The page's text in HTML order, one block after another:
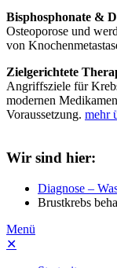
Bisphosphonate &
Osteoporose und
von
Zielgerichtete
Angriffsziele für
modernen
Voraussetzung. mehr
Wir sind hier:
Diagnose –
Brustkrebs
Menü
✕